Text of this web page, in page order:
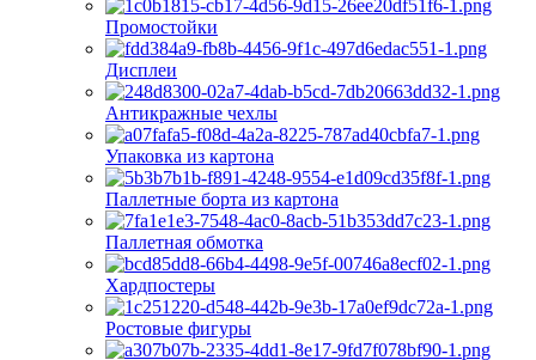
Промостойки
Дисплеи
Антикражные чехлы
Упаковка из картона
Паллетные борта из картона
Паллетная обмотка
Хардпостеры
Ростовые фигуры